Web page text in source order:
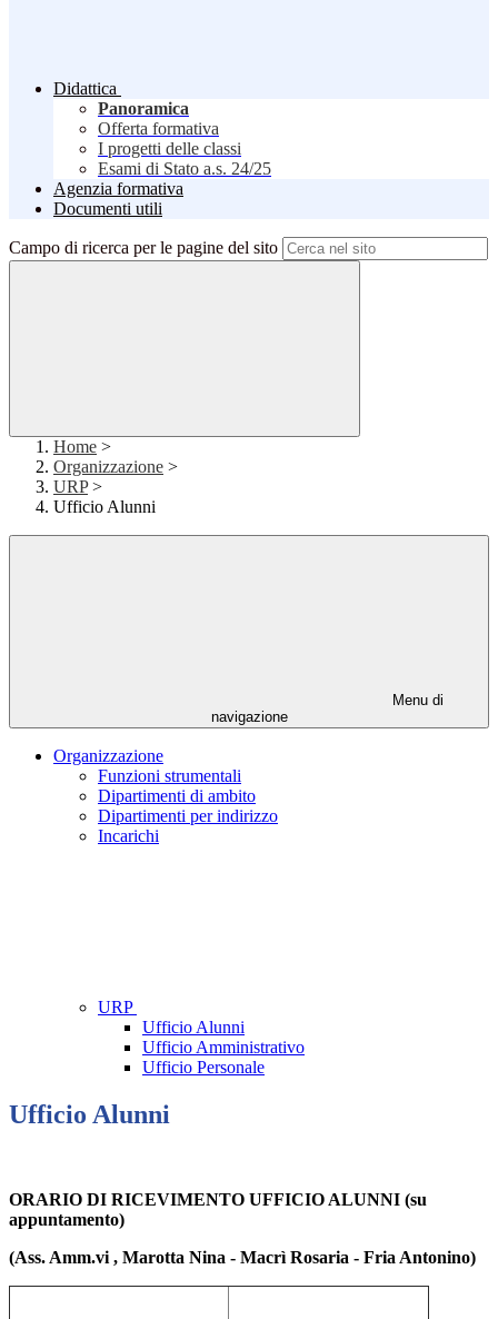
Didattica
Panoramica
Offerta formativa
I progetti delle classi
Esami di Stato a.s. 24/25
Agenzia formativa
Documenti utili
Campo di ricerca per le pagine del sito
Home >
Organizzazione >
URP >
Ufficio Alunni
Menu di
navigazione
Organizzazione
Funzioni strumentali
Dipartimenti di ambito
Dipartimenti per indirizzo
Incarichi
URP
Ufficio Alunni
Ufficio Amministrativo
Ufficio Personale
Ufficio Alunni
ORARIO DI RICEVIMENTO UFFICIO ALUNNI (su
appuntamento)
(Ass. Amm.vi , Marotta Nina - Macrì Rosaria - Fria Antonino)